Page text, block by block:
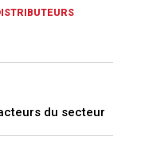
du secteur